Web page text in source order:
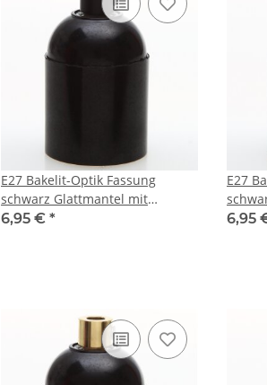
E27 Bakelit-Optik Fassung
schwarz Glattmantel mit
Zugentlaster Metall schwarz
6,95 € *
E27
6,95